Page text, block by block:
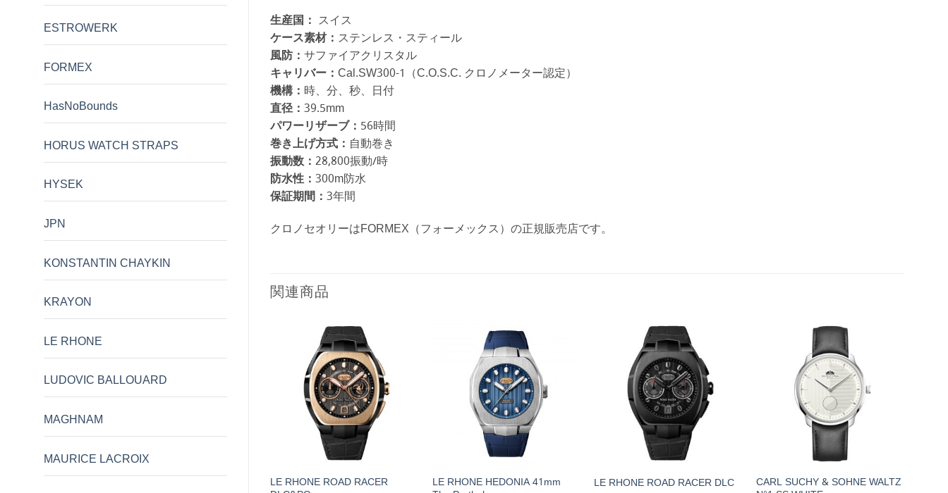
ESTROWERK
FORMEX
HasNoBounds
HORUS WATCH STRAPS
HYSEK
JPN
KONSTANTIN CHAYKIN
KRAYON
LE RHONE
LUDOVIC BALLOUARD
MAGHNAM
MAURICE LACROIX
生産国： スイス
ケース素材： ステンレス・スティール
風防： サファイアクリスタル
キャリバー： Cal.SW300-1（C.O.S.C. クロノメーター認定）
機構： 時、分、秒、日付
直径： 39.5mm
パワーリザーブ： 56時間
巻き上げ方式： 自動巻き
振動数： 28,800振動/時
防水性： 300m防水
保証期間： 3年間
クロノセオリーはFORMEX（フォーメックス）の正規販売店です。
関連商品
LE RHONE ROAD RACER LE RHONE HEDONIA 41mm LE RHONE ROAD RACER DLC CARL SUCHY & SOHNE WALTZ
在庫切れ